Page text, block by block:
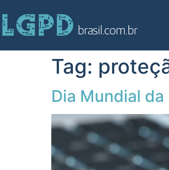
Tag:
Dia Mundial